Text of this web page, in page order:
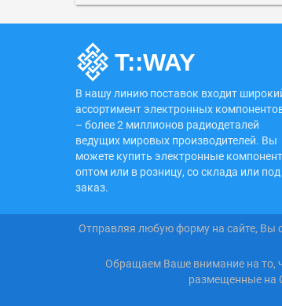
В нашу линию поставок входит
ассортимент электронных
– более 2 миллионов радиодеталей
ведущих мировых производителей. Вы
можете купить электронные
оптом или в розницу, со склада или под
заказ.
Отправляя любую форму на сайте, Вы
Обращаем Ваше внимание на то,
размещенные на